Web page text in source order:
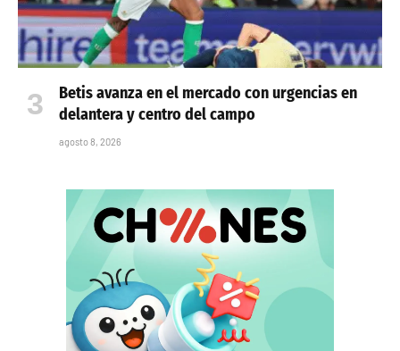
Betis avanza en el mercado con urgencias en
delantera y centro del campo
agosto 8, 2026